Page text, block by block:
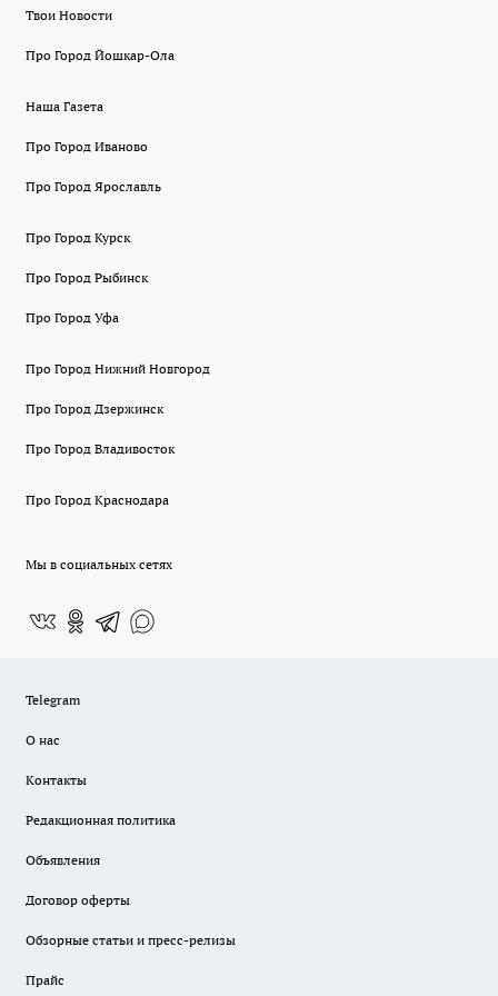
Твои Новости
Про Город Йошкар-Ола
Наша Газета
Про Город Иваново
Про Город Ярославль
Про Город Курск
Про Город Рыбинск
Про Город Уфа
Про Город Нижний Новгород
Про Город Дзержинск
Про Город Владивосток
Про Город Краснодара
Мы в социальных сетях
Telegram
О нас
Контакты
Редакционная политика
Объявления
Договор оферты
Обзорные статьи и пресс-релизы
Прайс